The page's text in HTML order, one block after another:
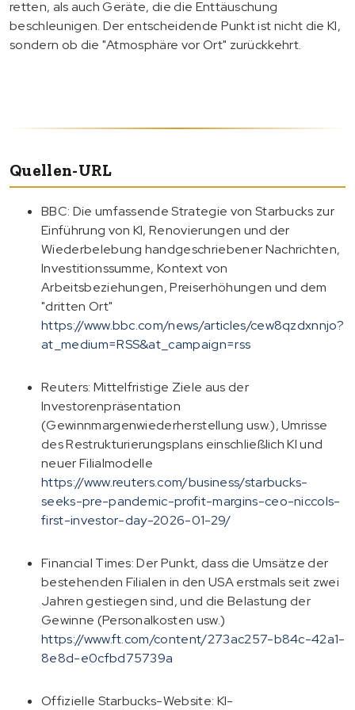
retten, als auch Geräte, die die Enttäuschung
beschleunigen. Der entscheidende Punkt ist nicht die KI,
sondern ob die "Atmosphäre vor Ort" zurückkehrt.
Quellen-URL
BBC: Die umfassende Strategie von Starbucks zur
Einführung von KI, Renovierungen und der
Wiederbelebung handgeschriebener Nachrichten,
Investitionssumme, Kontext von
Arbeitsbeziehungen, Preiserhöhungen und dem
"dritten Ort"
https://www.bbc.com/news/articles/cew8qzdxnnjo?
at_medium=RSS&at_campaign=rss
Reuters: Mittelfristige Ziele aus der
Investorenpräsentation
(Gewinnmargenwiederherstellung usw.), Umrisse
des Restrukturierungsplans einschließlich KI und
neuer Filialmodelle
https://www.reuters.com/business/starbucks-
seeks-pre-pandemic-profit-margins-ceo-niccols-
first-investor-day-2026-01-29/
Financial Times: Der Punkt, dass die Umsätze der
bestehenden Filialen in den USA erstmals seit zwei
Jahren gestiegen sind, und die Belastung der
Gewinne (Personalkosten usw.)
https://www.ft.com/content/273ac257-b84c-42a1-
8e8d-e0cfbd75739a
Offizielle Starbucks-Website: KI-